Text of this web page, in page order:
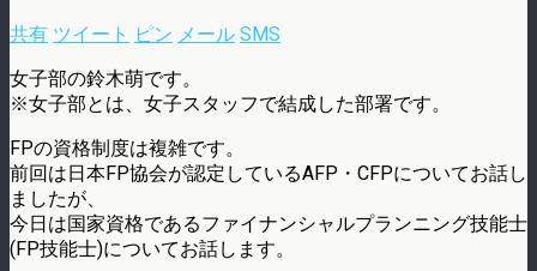
共有 ツイート ピン メール SMS
女子部の鈴木萌です。
※女子部とは、女子スタッフで結成した部署です。
FPの資格制度は複雑です。
前回は日本FP協会が認定しているAFP・CFPについてお話し
ましたが、
今日は国家資格であるファイナンシャルプランニング技能士
(FP技能士)についてお話します。